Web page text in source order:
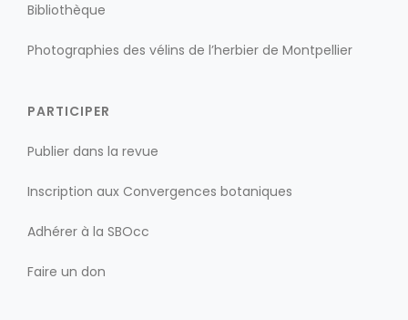
Bibliothèque
Photographies des vélins de l’herbier de Montpellier
PARTICIPER
Publier dans la revue
Inscription aux Convergences botaniques
Adhérer à la SBOcc
Faire un don